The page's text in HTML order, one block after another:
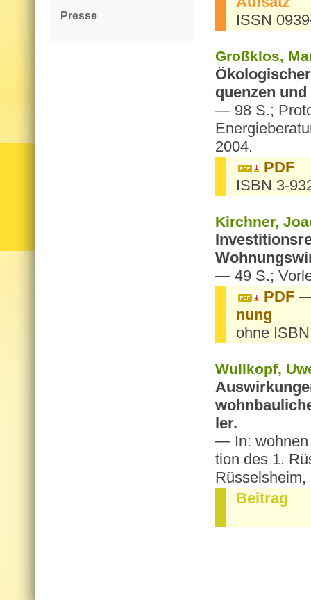
Presse
ISSN
Gro­ßklos,
quen­zen
— 98 S.;
2004.
PDF
ISBN 3-
Kirch­ner,
— 49 S.;
PDF
nung
ohne ISBN
Wull­kopf,
ler.
— In: woh­nen
ti­on des 1.
Bei­trag